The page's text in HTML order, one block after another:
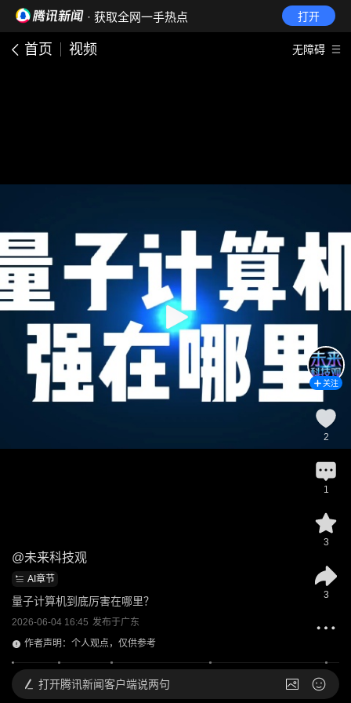
· 获取全网一手热点 打开
首页 视频 无障碍
@未来科技观
AI章节
量子计算机到底厉害在哪里？
2026-06-04 16:45 发布于广东
作者声明：个人观点，仅供参考
关注
2
1
3
3
打开腾讯新闻客户端说两句